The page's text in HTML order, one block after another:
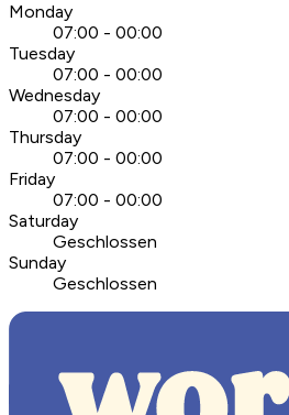
Monday
07:00 - 00:00
Tuesday
07:00 - 00:00
Wednesday
07:00 - 00:00
Thursday
07:00 - 00:00
Friday
07:00 - 00:00
Saturday
Geschlossen
Sunday
Geschlossen